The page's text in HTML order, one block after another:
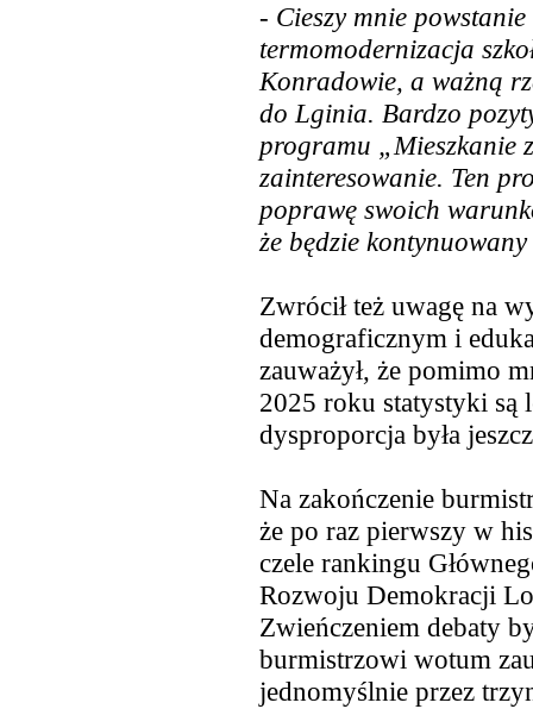
- Cieszy mnie
termomodernizacja
Konradowie, a ważną
do Lginia. Bardzo
programu „Mieszkanie
zainteresowanie. Ten
poprawę swoich
że będzie kontynuowany
Zwrócił też uwagę na
demograficznym i
zauważył, że pomimo
2025 roku statystyki są
dysproporcja była
Na zakończenie
że po raz pierwszy w
czele rankingu
Rozwoju Demokracji
Zwieńczeniem debaty
burmistrzowi wotum
jednomyślnie przez